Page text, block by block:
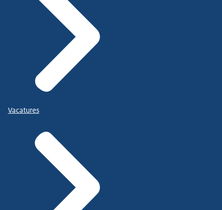
Vacatures